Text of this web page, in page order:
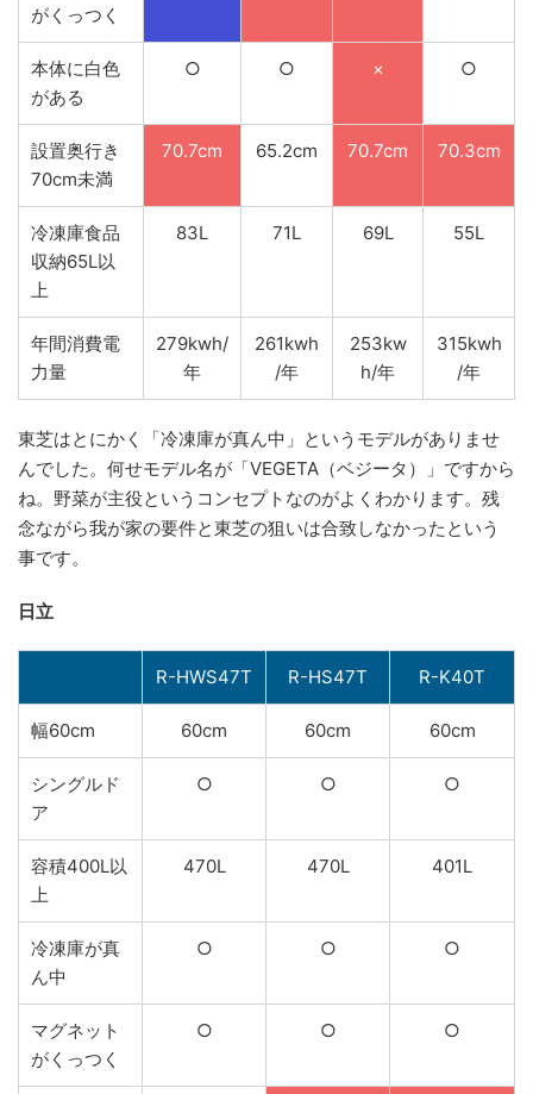
がくっつく
本体に白色
がある
○ ○ × ○
設置奥行き
70cm未満
70.7cm 65.2cm 70.7cm 70.3cm
冷凍庫食品
収納65L以
上
83L 71L 69L 55L
年間消費電
力量
279kwh/
年
261kwh
/年
253kw
h/年
315kwh
/年
東芝はとにかく「冷凍庫が真ん中」というモデルがありませ
んでした。何せモデル名が「VEGETA（ベジータ）」ですから
ね。野菜が主役というコンセプトなのがよくわかります。残
念ながら我が家の要件と東芝の狙いは合致しなかったという
事です。
日立
R-HWS47T R-HS47T R-K40T
幅60cm 60cm 60cm 60cm
シングルド
ア
○ ○ ○
容積400L以
上
470L 470L 401L
冷凍庫が真
ん中
○ ○ ○
マグネット
がくっつく
○ ○ ○